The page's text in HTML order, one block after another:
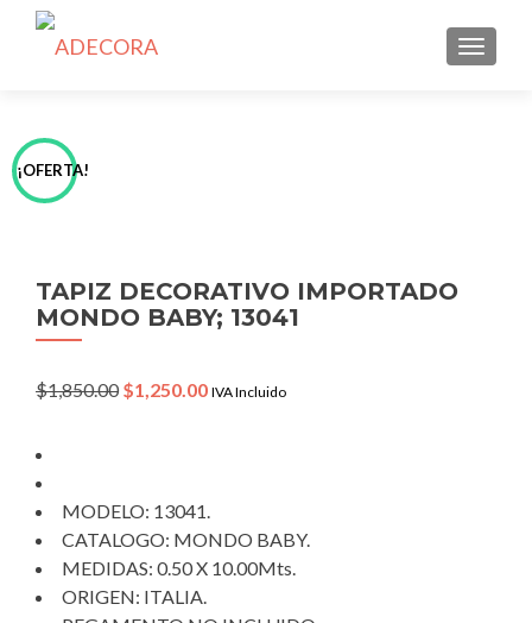
¡OFERTA!
TAPIZ DECORATIVO IMPORTADO
MONDO BABY; 13041
$1,850.00 Original
$1,250.00Current
IVA Incluido
MODELO: 13041.
CATALOGO: MONDO BABY.
MEDIDAS: 0.50 X 10.00Mts.
ORIGEN: ITALIA.